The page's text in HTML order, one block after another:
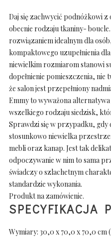
Daj się zachwycić podnóżkowi z
obecnie rodzaju tkaniny-
rozwiązaniem idealnym dla
kompaktowego uzupełnienia
niewielkim rozmiarom stanowi
dopełnienie pomieszczenia,
że salon jest przepełniony
Emmy to wyważona
wszelkiego rodzaju siedzisk,
Sprawdzi się w przypadku, gdy
stosunkowo niewielka
mebli oraz kanap. Jest tak
odpoczywanie w nim to sama
świadczy o szlachetnym
standardzie wykonania.
Produkt na zamówienie.
SPECYFIKACJA
Wymiary: 30,0 x 70,0 x 70,0 cm